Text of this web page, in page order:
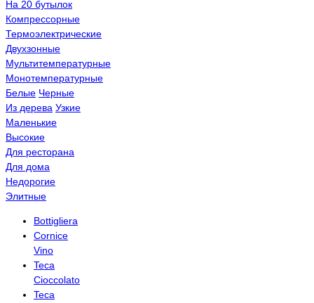
На 20 бутылок
Компрессорные
Термоэлектрические
Двухзонные
Мультитемпературные
Монотемпературные
Белые Черные
Из дерева Узкие
Маленькие
Высокие
Для ресторана
Для дома
Недорогие
Элитные
Bottigliera
Cornice
Vino
Teca
Cioccolato
Teca